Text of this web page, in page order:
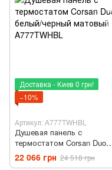
Доставка - Киев 0 грн!
−10%
Артикул: A777TWHBL
Душевая панель с
термостатом Corsan Duo
белый/черный матовый
A777TWHBL
22 066 грн 24 518 грн